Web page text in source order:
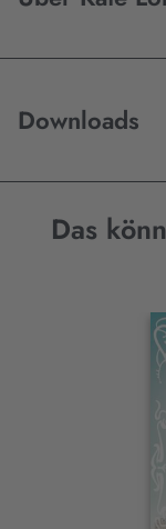
Downloads
Das